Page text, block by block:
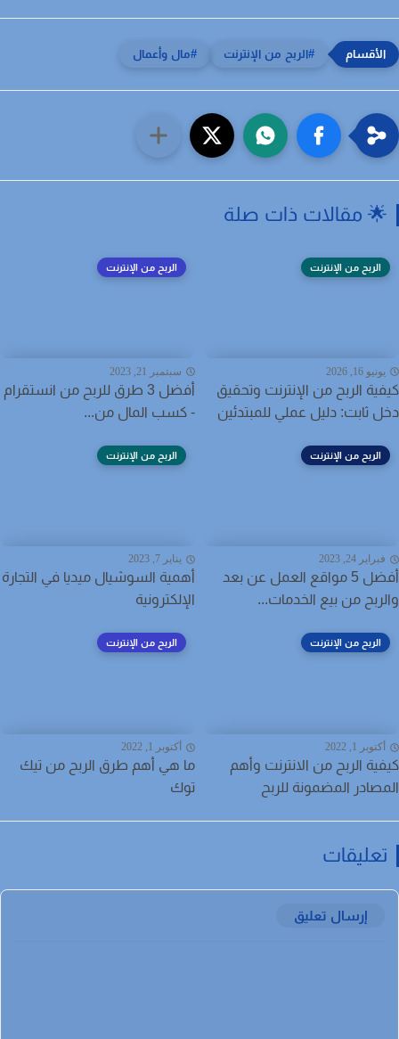
الربح من الإنترنت مال وأعمال
مقالات ذات صلة
الربح من الإنترنت
16, 2026
الربح من الإنترنت وتحقيق
ثابت: دليل عملي للمبتدئين
الربح من الإنترنت
سبتمبر 21, 2023
أفضل 3 طرق للربح من انستقرام
- كسب المال من...
الربح من الإنترنت
24, 2023
أفضل 5 مواقع العمل عن بعد
من بيع الخدمات...
الربح من الإنترنت
يناير 7, 2023
أهمية السوشيال ميديا في التجارة
الإلكترونية
الربح من الإنترنت
1, 2022
الربح من الانترنت وأهم
المضمونة للربح
الربح من الإنترنت
أكتوبر 1, 2022
ما هي أهم طرق الربح من تيك
توك
إرسال تعليق